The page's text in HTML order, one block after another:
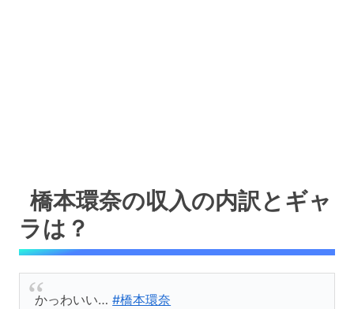
橋本環奈の収入の内訳とギャ
ラは？
かっわいい…#橋本環奈